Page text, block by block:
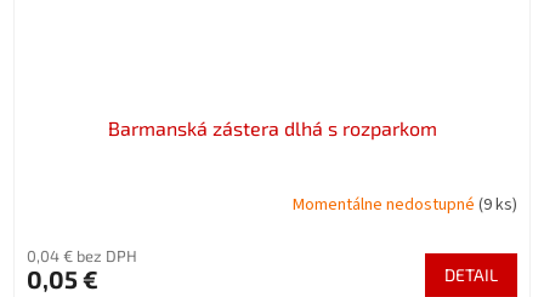
Barmanská zástera dlhá s rozparkom
Momentálne nedostupné (9 ks)
0,04 € bez DPH
0,05 € DETAIL